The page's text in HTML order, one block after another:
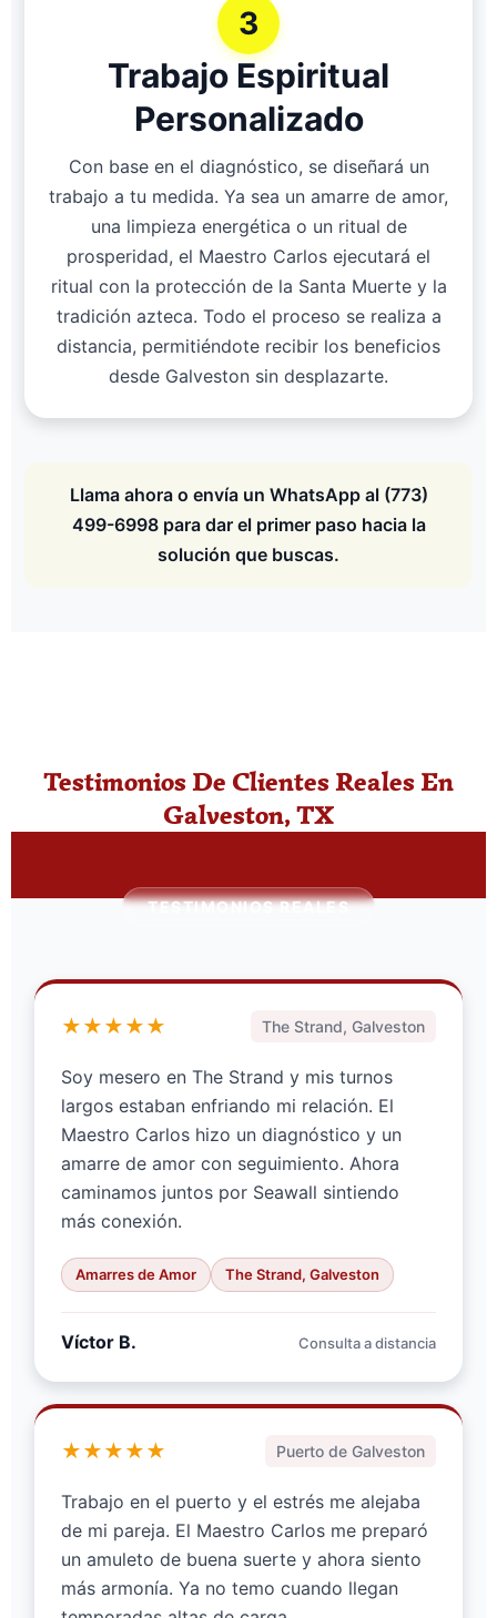
3
Trabajo Espiritual
Personalizado
Con base en el diagnóstico, se diseñará un
trabajo a tu medida. Ya sea un amarre de amor,
una limpieza energética o un ritual de
prosperidad, el Maestro Carlos ejecutará el
ritual con la protección de la Santa Muerte y la
tradición azteca. Todo el proceso se realiza a
distancia, permitiéndote recibir los beneficios
desde Galveston sin desplazarte.
Llama ahora o envía un WhatsApp al (773)
499-6998 para dar el primer paso hacia la
solución que buscas.
Testimonios De Clientes Reales En
Galveston, TX
TESTIMONIOS REALES
★★★★★ The Strand, Galveston
Soy mesero en The Strand y mis turnos
largos estaban enfriando mi relación. El
Maestro Carlos hizo un diagnóstico y un
amarre de amor con seguimiento. Ahora
caminamos juntos por Seawall sintiendo
más conexión.
Amarres de Amor The Strand, Galveston
Víctor B. Consulta a distancia
★★★★★ Puerto de Galveston
Trabajo en el puerto y el estrés me alejaba
de mi pareja. El Maestro Carlos me preparó
un amuleto de buena suerte y ahora siento
más armonía. Ya no temo cuando llegan